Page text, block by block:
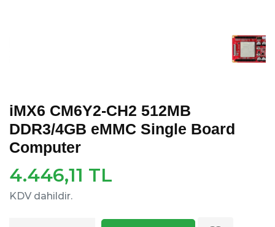
iMX6 CM6Y2-CH2 512MB
DDR3/4GB eMMC Single Board
Computer
4.446,11 TL
KDV dahildir.